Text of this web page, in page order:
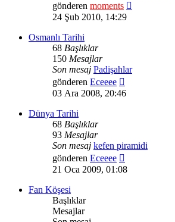
gönderen moments
24 Şub 2010, 14:29
Osmanlı Tarihi
68 Başlıklar
150 Mesajlar
Son mesaj Padişahlar
gönderen Eceeee
mesajı
03 Ara 2008, 20:46
Dünya Tarihi
68 Başlıklar
93 Mesajlar
Son mesaj kefen piramidi
gönderen Eceeee
mesajı
21 Oca 2009, 01:08
Fan Köşesi
Başlıklar
Mesajlar